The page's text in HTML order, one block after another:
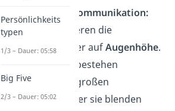
Symmetrische Kommunikation:
Hier kommunizieren die
Gesprächspartner aufAugenhöhe.
Zwischen ihnen bestehen
entweder keine großen
Unterschiede oder sie blenden
Persönlichkeits
typen
1/3 – Dauer: 05:58
Big Five
2/3 – Dauer: 05:02